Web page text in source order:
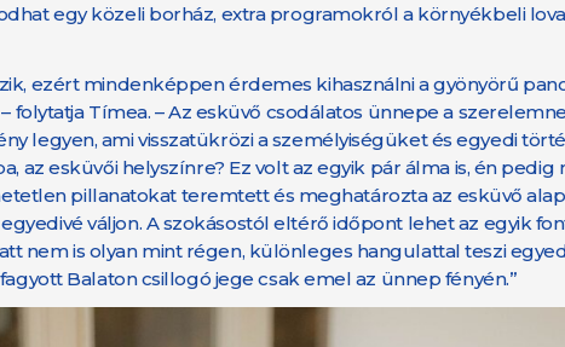
egy közeli borház, extra programokról a környékbeli
ezért mindenképpen érdemes kihasználni a gyönyörű
folytatja Tímea. – Az esküvő csodálatos ünnepe a
legyen, ami visszatükrözi a személyiségüket és egyedi
az esküvői helyszínre? Ez volt az egyik pár álma is, én
pillanatokat teremtett és meghatározta az esküvő
váljon. A szokásostól eltérő időpont lehet az egyik
nem is olyan mint régen, különleges hangulattal teszi
Balaton csillogó jege csak emel az ünnep fényén.”